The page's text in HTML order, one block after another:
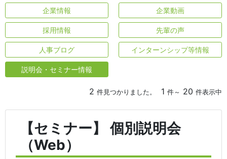
企業情報 企業動画
採用情報 先輩の声
人事ブログ インターンシップ等情報
説明会・セミナー情報
2 件見つかりました。 1 件～ 20 件表示中
【セミナー】 個別説明会
（Web）